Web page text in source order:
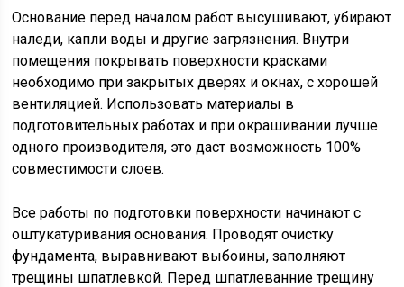
Основание перед началом работ высушивают, убирают
наледи, капли воды и другие загрязнения. Внутри
помещения покрывать поверхности красками
необходимо при закрытых дверях и окнах, с хорошей
вентиляцией. Использовать материалы в
подготовительных работах и при окрашивании лучше
одного производителя, это даст возможность 100%
совместимости слоев.
Все работы по подготовки поверхности начинают с
оштукатуривания основания. Проводят очистку
фундамента, выравнивают выбоины, заполняют
трещины шпатлевкой. Перед шпатлеванние трещину